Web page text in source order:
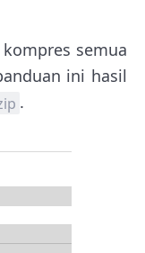
semua
ini hasil
.